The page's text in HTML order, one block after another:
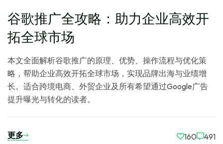
谷歌推广全攻略：助力企业高效开
拓全球市场
本文全面解析谷歌推广的原理、优势、操作流程与优化策
略，帮助企业高效开拓全球市场，实现品牌出海与业绩增
长。适合跨境电商、外贸企业及所有希望通过Google广告
提升曝光与转化的读者。
更多 160 491